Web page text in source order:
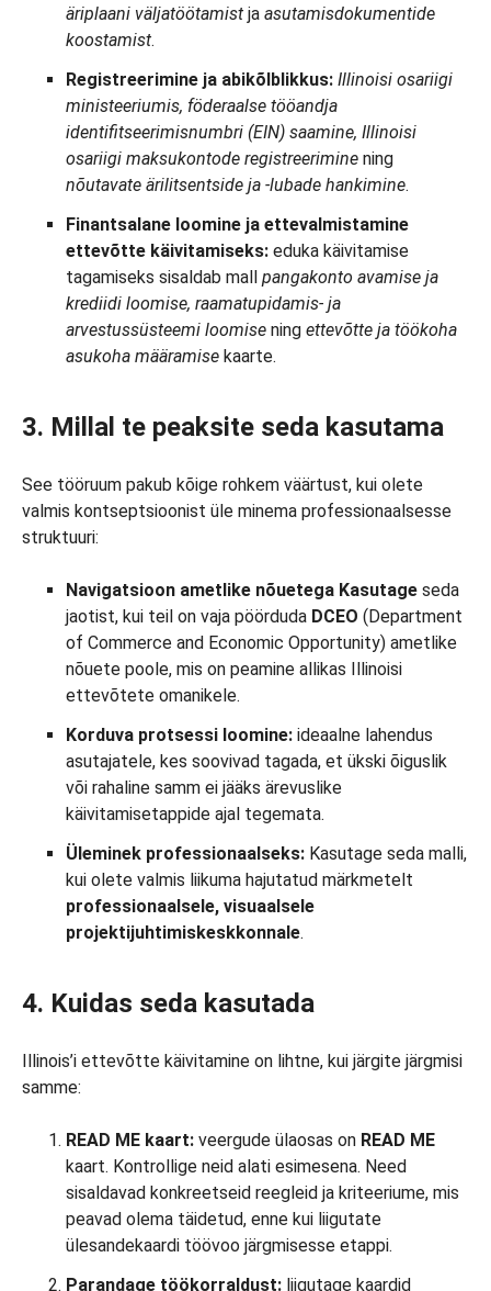
äriplaani väljatöötamist ja asutamisdokumentide
koostamist.
Registreerimine ja abikõlblikkus: Illinoisi osariigi
ministeeriumis, föderaalse tööandja
identifitseerimisnumbri (EIN) saamine, Illinoisi
osariigi maksukontode registreerimine ning
nõutavate ärilitsentside ja -lubade hankimine.
Finantsalane loomine ja ettevalmistamine
ettevõtte käivitamiseks: eduka käivitamise
tagamiseks sisaldab mall pangakonto avamise ja
krediidi loomise, raamatupidamis- ja
arvestussüsteemi loomise ning ettevõtte ja töökoha
asukoha määramise kaarte.
3. Millal te peaksite seda kasutama
See tööruum pakub kõige rohkem väärtust, kui olete
valmis kontseptsioonist üle minema professionaalsesse
struktuuri:
Navigatsioon ametlike nõuetega Kasutage seda
jaotist, kui teil on vaja pöörduda DCEO (Department
of Commerce and Economic Opportunity) ametlike
nõuete poole, mis on peamine allikas Illinoisi
ettevõtete omanikele.
Korduva protsessi loomine: ideaalne lahendus
asutajatele, kes soovivad tagada, et ükski õiguslik
või rahaline samm ei jääks ärevuslike
käivitamisetappide ajal tegemata.
Üleminek professionaalseks: Kasutage seda malli,
kui olete valmis liikuma hajutatud märkmetelt
professionaalsele, visuaalsele
projektijuhtimiskeskkonnale.
4. Kuidas seda kasutada
Illinois’i ettevõtte käivitamine on lihtne, kui järgite järgmisi
samme:
READ ME kaart: veergude ülaosas on READ ME
kaart. Kontrollige neid alati esimesena. Need
sisaldavad konkreetseid reegleid ja kriteeriume, mis
peavad olema täidetud, enne kui liigutate
ülesandekaardi töövoo järgmisesse etappi.
Parandage töökorraldust: liigutage kaardid